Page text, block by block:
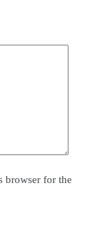
browser for the